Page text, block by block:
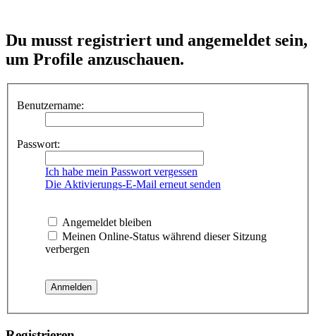
Du musst registriert und angemeldet sein,
um Profile anzuschauen.
Benutzername:
Passwort:
Ich habe mein Passwort vergessen
Die Aktivierungs-E-Mail erneut senden
Angemeldet bleiben
Meinen Online-Status während dieser Sitzung
verbergen